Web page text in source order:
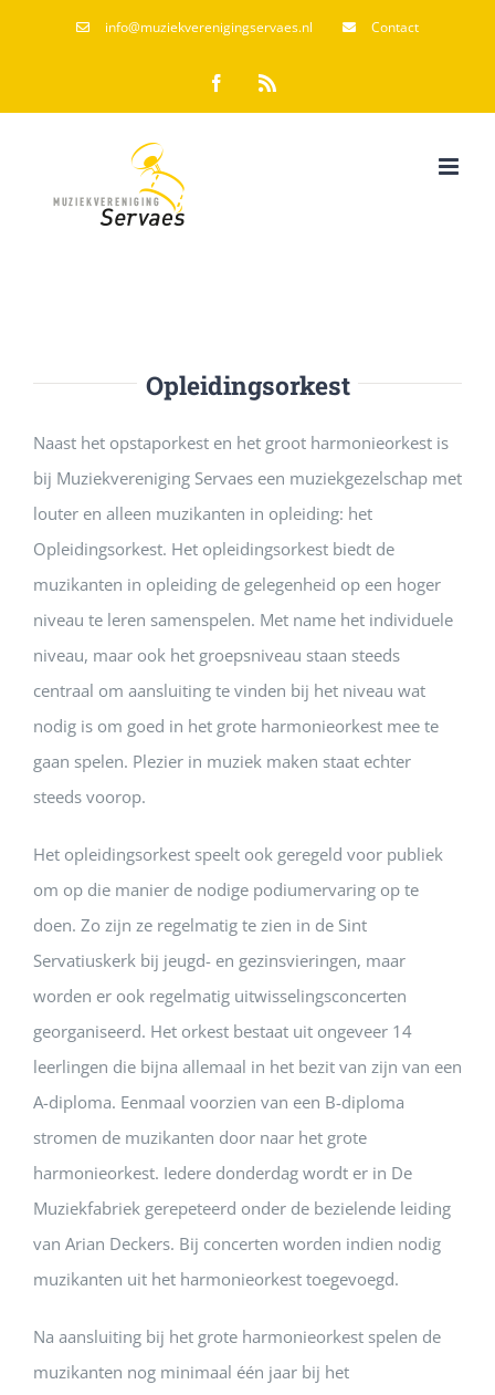
info@muziekverenigingservaes.nl Contact
Facebook
Opleidingsorkest
Naast het opstaporkest en het groot harmonieorkest is
bij Muziekvereniging Servaes een muziekgezelschap met
louter en alleen muzikanten in opleiding: het
Opleidingsorkest. Het opleidingsorkest biedt de
muzikanten in opleiding de gelegenheid op een hoger
niveau te leren samenspelen. Met name het individuele
niveau, maar ook het groepsniveau staan steeds
centraal om aansluiting te vinden bij het niveau wat
nodig is om goed in het grote harmonieorkest mee te
gaan spelen. Plezier in muziek maken staat echter
steeds voorop.
Het opleidingsorkest speelt ook geregeld voor publiek
om op die manier de nodige podiumervaring op te
doen. Zo zijn ze regelmatig te zien in de Sint
Servatiuskerk bij jeugd- en gezinsvieringen, maar
worden er ook regelmatig uitwisselingsconcerten
georganiseerd. Het orkest bestaat uit ongeveer 14
leerlingen die bijna allemaal in het bezit van zijn van een
A-diploma. Eenmaal voorzien van een B-diploma
stromen de muzikanten door naar het grote
harmonieorkest. Iedere donderdag wordt er in De
Muziekfabriek gerepeteerd onder de bezielende leiding
van Arian Deckers. Bij concerten worden indien nodig
muzikanten uit het harmonieorkest toegevoegd.
Na aansluiting bij het grote harmonieorkest spelen de
muzikanten nog minimaal één jaar bij het